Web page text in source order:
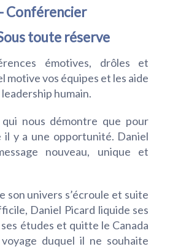
Conférencier
toute réserve
émotives, drôles et
motive vos équipes et les aide
humain.
nous démontre que pour
il y a une opportunité. Daniel
nouveau, unique et
son univers s’écroule et suite
Daniel Picard liquide ses
études et quitte le Canada
duquel il ne souhaite